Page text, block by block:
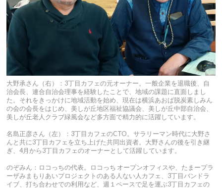
大野承さん（右）：3丁目カフェの元オーナー。一般企業を退職後、自
治会長、連合自治会理事を経験したことで、地域の課題に直面しまし
た。それをきっかけに地域活動を始め、現在は横浜あおば脱炭素しみん
の会の会長をはじめ、美しが丘地区福祉協議会、美しが丘中部自治会、
美しが丘老人クラブ緑風会など多方面で精力的に活躍しています。
名島正彦さん（左）：3丁目カフェのCTO。サラリーマン時代に大野さ
んと共に3丁目カフェを立ち上げた共同出資者。大野さんの後を引き継
ぎ、4月から3丁目カフェのオーナーとして活躍しています。
のぞみん：ロコっちの代表。ロコっち オープンオフィスや、たまープラ
ーザみまもりあいプロジェクトのある人ない人カフェ、3丁目バンドラ
イブ、打ち合わせでの利用など、週１ペースで足を運ぶ3丁目カフェの